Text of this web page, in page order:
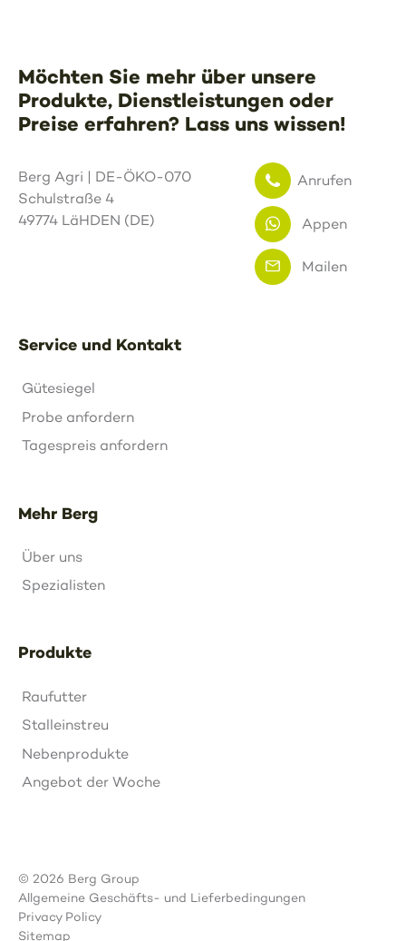
Service und Kontakt
Gütesiegel
Probe anfordern
Tagespreis anfordern
Mehr Berg
Über uns
Spezialisten
Produkte
Raufutter
Stalleinstreu
Nebenprodukte
Angebot der Woche
Möchten Sie mehr über unsere
Produkte, Dienstleistungen oder
Preise erfahren? Lass uns wissen!
Berg Agri | DE-ÖKO-070
Schulstraße 4
49774 LäHDEN (DE)
Anrufen
Appen
Mailen
© 2026 Berg Group
Allgemeine Geschäfts- und Lieferbedingungen
Privacy Policy
Sitemap